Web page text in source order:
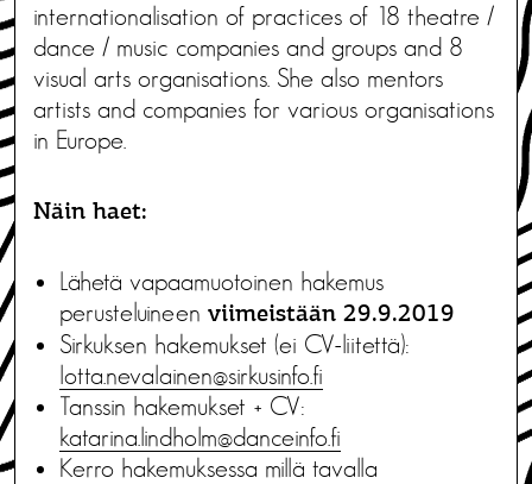
internationalisation of practices of 18 theatre /
dance / music companies and groups and 8
visual arts organisations. She also mentors
artists and companies for various organisations
in Europe.
Näin haet:
Lähetä vapaamuotoinen hakemus
perusteluineen viimeistään 29.9.2019
Sirkuksen hakemukset (ei CV-liitettä):
lotta.nevalainen@sirkusinfo.fi
Tanssin hakemukset + CV:
katarina.lindholm@danceinfo.fi
Kerro hakemuksessa millä tavalla